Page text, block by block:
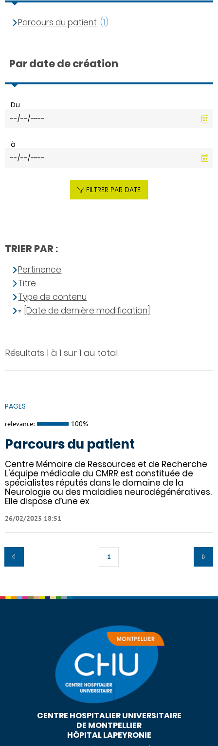
Résultats 1 à 1 sur 1 au total
PAGES
relevance: 100%
Parcours du patient
Centre Mémoire de Ressources et de Recherche
L'équipe médicale du CMRR est constituée de
spécialistes réputés dans le domaine de la
Neurologie ou des maladies neurodégénératives.
Elle dispose d’une ex
26/02/2025 18:51
1
Parcours du patient (1)
Par date de création
Du
à
FILTRER PAR DATE
TRIER PAR :
Pertinence
Titre
Type de contenu
[Date de dernière modification]
CENTRE HOSPITALIER UNIVERSITAIRE
DE MONTPELLIER
HÔPITAL LAPEYRONIE